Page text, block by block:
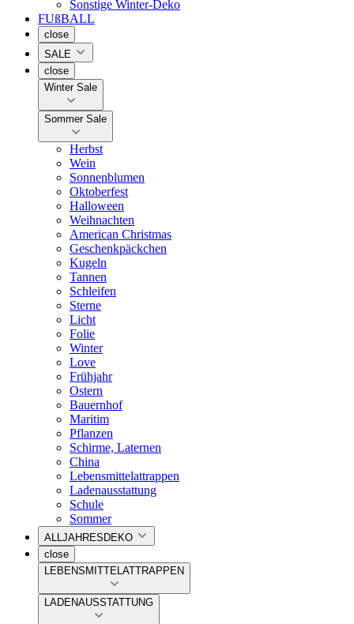
Sonstige Winter-Deko
FUßBALL
close
SALE
close
Winter Sale
Sommer Sale
Herbst
Wein
Sonnenblumen
Oktoberfest
Halloween
Weihnachten
American Christmas
Geschenkpäckchen
Kugeln
Tannen
Schleifen
Sterne
Licht
Folie
Winter
Love
Frühjahr
Ostern
Bauernhof
Maritim
Pflanzen
Schirme, Laternen
China
Lebensmittelattrappen
Ladenausstattung
Schule
Sommer
ALLJAHRESDEKO
close
LEBENSMITTELATTRAPPEN
LADENAUSSTATTUNG